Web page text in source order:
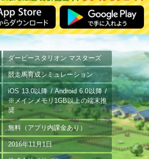
ダービースタリオン マスターズ
競走馬育成シミュレーション
iOS 13.0以降 / Android 6.0以降 /
※メインメモリ1GB以上の端末推
奨
無料（アプリ内課金あり）
2016年11月1日